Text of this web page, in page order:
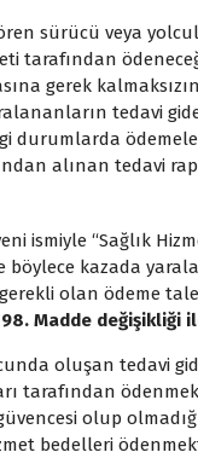
sürücü veya
tarafından
gerek
tedavi
durumlarda
alınan tedavi
ismiyle “Sağlık
böylece kazada
olan ödeme
Madde değişikliği
oluşan tedavi
tarafından
olup
bedelleri